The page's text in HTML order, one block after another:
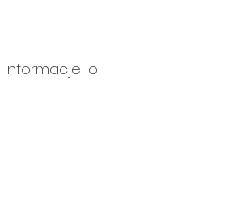
informacje o